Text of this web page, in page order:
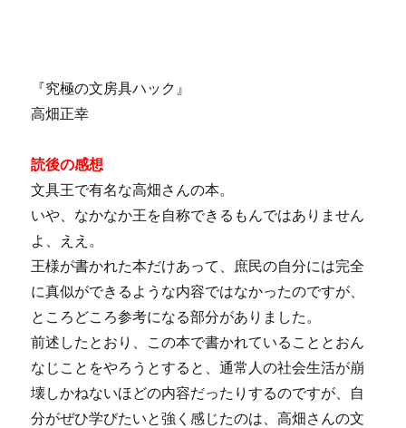
『究極の文房具ハック』
高畑正幸
読後の感想
文具王で有名な高畑さんの本。
いや、なかなか王を自称できるもんではありません
よ、ええ。
王様が書かれた本だけあって、庶民の自分には完全
に真似ができるような内容ではなかったのですが、
ところどころ参考になる部分がありました。
前述したとおり、この本で書かれていることとおん
なじことをやろうとすると、通常人の社会生活が崩
壊しかねないほどの内容だったりするのですが、自
分がぜひ学びたいと強く感じたのは、高畑さんの文